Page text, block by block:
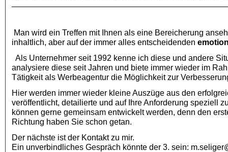
Man wird ein Treffen mit Ihnen als eine Bereicherung
inhaltlich, aber auf der immer alles entscheidenden
Als Unternehmer seit 1992 kenne ich diese und andere
analysiere diese seit Jahren und biete immer wieder im
Tätigkeit als Werbeagentur die Möglichkeit zur
Hier werden immer wieder kleine Auszüge aus den
veröffentlicht, detailierte und auf Ihre Anforderung speziell
können gerne gemeinsam entwickelt werden, denn den
Richtung haben Sie schon getan.
Der nächste ist der Kontakt zu mir.
Ein unverbindliches Gespräch könnte der 3. sein: